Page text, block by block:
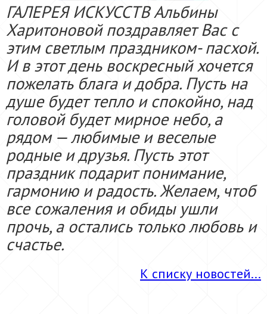
ГАЛЕРЕЯ ИСКУССТВ Альбины
Харитоновой поздравляет Вас с
этим светлым праздником- пасхой.
И в этот день воскресный хочется
пожелать блага и добра. Пусть на
душе будет тепло и спокойно, над
головой будет мирное небо, а
рядом — любимые и веселые
родные и друзья. Пусть этот
праздник подарит понимание,
гармонию и радость. Желаем, чтоб
все сожаления и обиды ушли
прочь, а остались только любовь и
счастье.
К списку новостей...